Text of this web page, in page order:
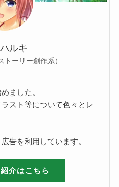
ルキ
トーリー創作系）
ました。
スト等について色々とレ
告を利用しています。
介はこちら